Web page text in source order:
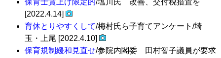
保育士賃上げ限定的/塩川氏 改善、交付税措置を
[2022.4.14]
育休とりやすくして/梅村氏ら子育てアンケート/埼
玉・上尾 [2022.4.10]
保育規制緩和見直せ/参院内閣委 田村智子議員が要求